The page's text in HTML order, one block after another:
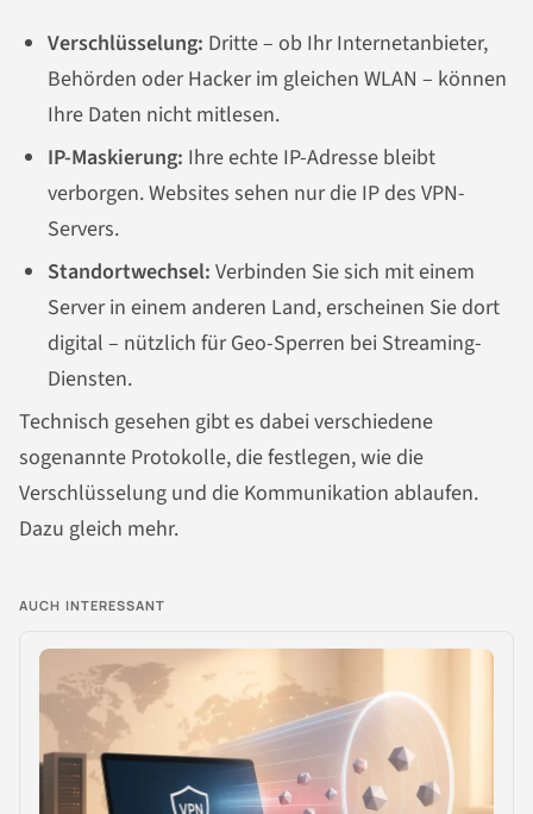
Verschlüsselung: Dritte – ob Ihr Internetanbieter,
Behörden oder Hacker im gleichen WLAN – können
Ihre Daten nicht mitlesen.
IP-Maskierung: Ihre echte IP-Adresse bleibt
verborgen. Websites sehen nur die IP des VPN-
Servers.
Standortwechsel: Verbinden Sie sich mit einem
Server in einem anderen Land, erscheinen Sie dort
digital – nützlich für Geo-Sperren bei Streaming-
Diensten.
Technisch gesehen gibt es dabei verschiedene
sogenannte Protokolle, die festlegen, wie die
Verschlüsselung und die Kommunikation ablaufen.
Dazu gleich mehr.
AUCH INTERESSANT